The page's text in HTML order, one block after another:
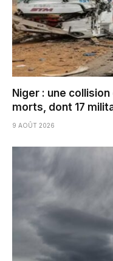
Niger : une
morts, dont 17
9 AOÛT 2026